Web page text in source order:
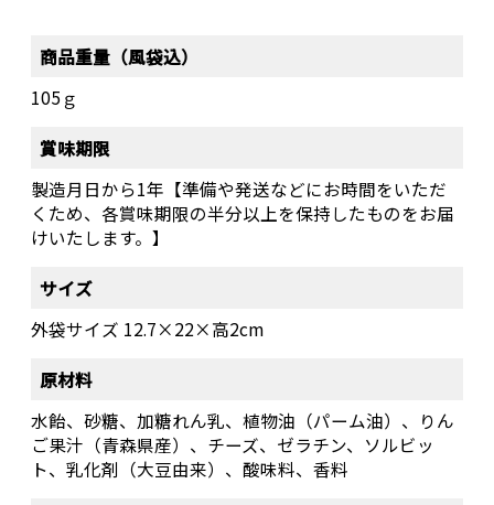
商品重量（風袋込）
105ｇ
賞味期限
製造月日から1年【準備や発送などにお時間をいただ
くため、各賞味期限の半分以上を保持したものをお届
けいたします。】
サイズ
外袋サイズ 12.7×22×高2cm
原材料
水飴、砂糖、加糖れん乳、植物油（パーム油）、りん
ご果汁（青森県産）、チーズ、ゼラチン、ソルビッ
ト、乳化剤（大豆由来）、酸味料、香料